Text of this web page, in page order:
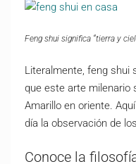
Feng shui significa “tierra y
Literalmente, feng shui
que este arte milenario
Amarillo en oriente.
día la observación de
Conoce la